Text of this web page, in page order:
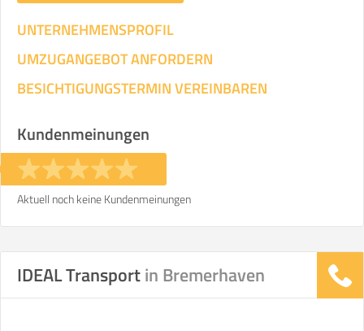
Wohnfläche:m² Entfernung:
Gewicht: kg
Stunden
UNTERNEHMENSPROFIL
UMZUGANGEBOT ANFORDERN
BESICHTIGUNGSTERMIN VEREINBAREN
Kundenmeinungen
Aktuell noch keine Kundenmeinungen
IDEAL Transportin Bremerhaven